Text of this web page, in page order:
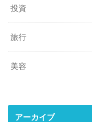
投資
旅行
美容
アーカイブ